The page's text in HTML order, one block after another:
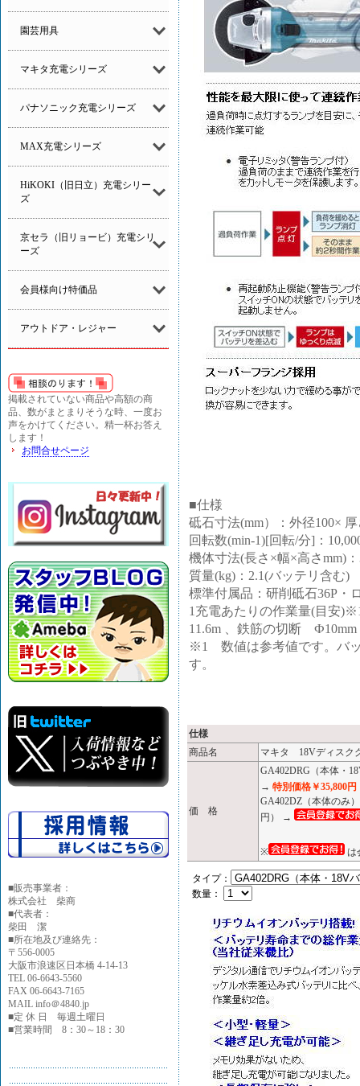
園芸用具
マキタ充電シリーズ
パナソニック充電シリーズ
MAX充電シリーズ
HiKOKI（旧日立）充電シリー
ズ
京セラ（旧リョービ）充電シリ
ーズ
会員様向け特価品
アウトドア・レジャー
掲載されていない商品や高額の商
品、数がまとまりそうな時、一度お
声をかけてください。精一杯お答え
します！
お問合せページ
■販売事業者：
株式会社 柴商
■代表者：
柴田 潔
■所在地及び連絡先：
〒556-0005
大阪市浪速区日本橋 4-14-13
TEL 06-6643-5560
FAX 06-6643-7165
MAIL info＠4840.jp
■定 休 日 毎週土曜日
■営業時間 8：30～18：30
■仕様
砥石寸法(mm）：外径100×
回転数(min-1)[回転/分]：
機体寸法(長さ×幅×高さmm)：
質量(kg)：2.1(バッテリ含む)
標準付属品：研削砥石36P・
1充電あたりの作業量(目安
11.6m 、鉄筋の切断 Ф10mm
※1 数値は参考値です。バ
す。
仕様
商品名
マキタ 18Vディスク
価 格
GA402DRG（本体・
→ 特別価格￥35,800円
GA402DZ（本体のみ
円） →
※ は
タイプ：
数量：